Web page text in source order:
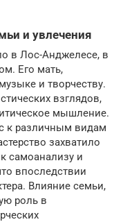
и увлечения
в Лос-Анджелесе, в
Его мать,
и творчеству.
взглядов,
мышление.
к различным видам
захватило
самоанализу и
впоследствии
Влияние семьи,
роль в